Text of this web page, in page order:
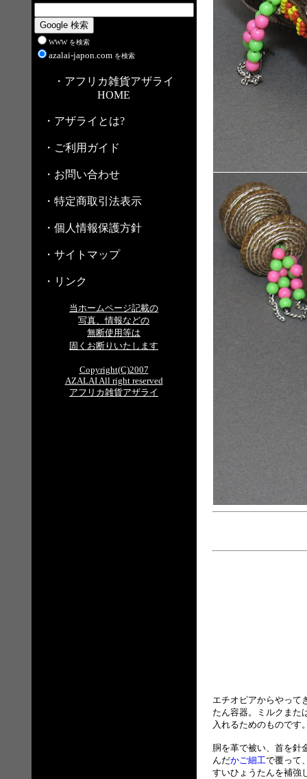
WWW を検索
azalai-japon.com を検索
・アフリカ雑貨アザライ
HOME
・アザライとは?
・ご利用ガイド
・お問い合わせ
・特定商取引法表示
・個人情報保護方針
・サイトマップ
・リンク
当ホームページ記載の
写真、情報などの
無断使用等は
固くお断りいたします
Copyright(C)2007
AZALAI All right reserved
アフリカ雑貨アザライ
エチオピアからやって
たん容器。ミルクまた
入れるためのものです
胴を革で被い、首を針
んだかご細工で覆って
すいひょうたんを補強